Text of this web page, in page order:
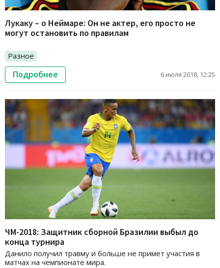
Лукаку – о Неймаре: Он не актер, его просто не
могут остановить по правилам
Разное
Подробнее 6 июля 2018, 12:25
ЧМ-2018: Защитник сборной Бразилии выбыл до
конца турнира
Данило получил травму и больше не примет участия в
матчах на чемпионате мира.